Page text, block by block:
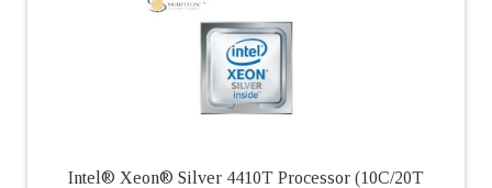
Intel® Xeon® Silver 4410T Processor (10C/20T